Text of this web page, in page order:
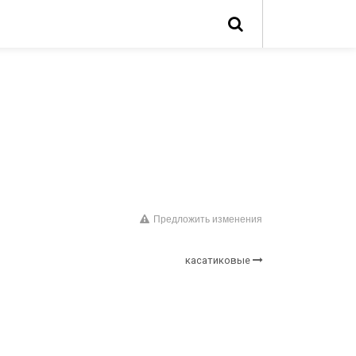
Предложить изменения
касатиковые